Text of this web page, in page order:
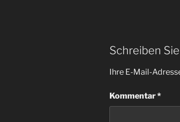
Schreiben
Ihre E-Mail-
Kommentar*